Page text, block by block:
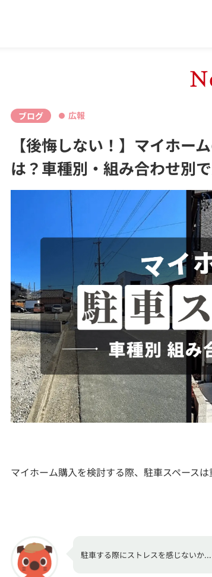
ブログ 広報
【後悔しない！】マイホー
は？車種別・組み合わせ別
マイホーム購入を検討する際、駐車スペースは
駐車する際にストレスを感じないか...